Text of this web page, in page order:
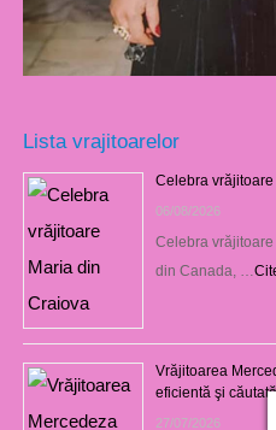
Lista vrajitoarelor
Celebra
06/08/2026
Celebra
din Canada, …
Vrăjitoarea
eficientă şi căutată
27/07/2026